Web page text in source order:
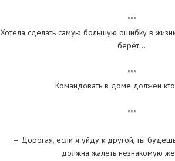
***
Хотела сделать самую большую ошибку в
берёт…
***
Командовать в доме должен
***
— Дорогая, если я уйду к другой, ты
должна жалеть незнакомую